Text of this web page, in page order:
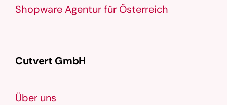
Shopware Agentur für Österreich
Cutvert GmbH
Über uns